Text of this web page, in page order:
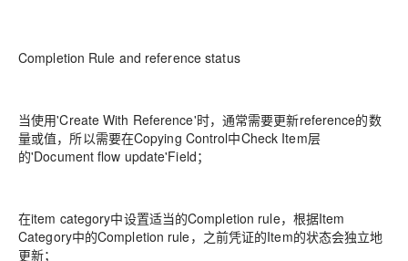
Completion Rule and reference status
当使用'Create With Reference'时，通常需要更新reference的数
量或值，所以需要在Copying Control中Check Item层
的'Document flow update'Field；
在item category中设置适当的Completion rule，根据Item
Category中的Completion rule，之前凭证的Item的状态会独立地
更新；